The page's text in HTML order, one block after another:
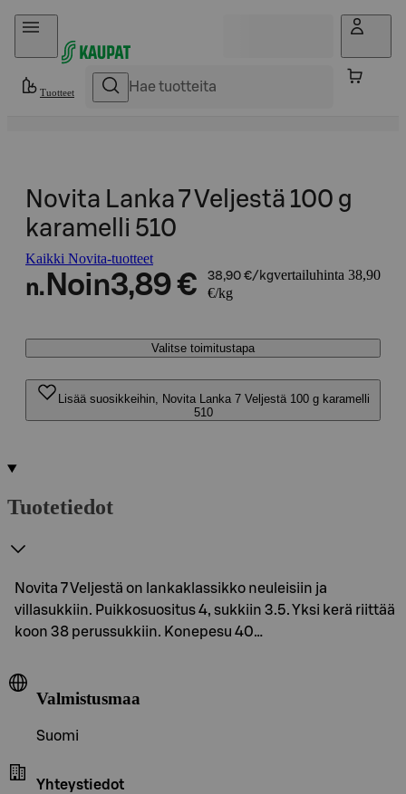
Hyppää sisältöön
Tuotteet
Novita Lanka 7 Veljestä 100 g
karamelli 510
Kaikki Novita-tuotteet
n. Noin3,89 € 38,90 €/kgvertailuhinta 38,90
€/kg
Valitse toimitustapa
Lisää suosikkeihin, Novita Lanka 7 Veljestä 100 g karamelli
510
Tuotetiedot
Novita 7 Veljestä on lankaklassikko neuleisiin ja
villasukkiin. Puikkosuositus 4, sukkiin 3.5. Yksi kerä riittää
koon 38 perussukkiin. Konepesu 40…
Valmistusmaa
Suomi
Yhteystiedot